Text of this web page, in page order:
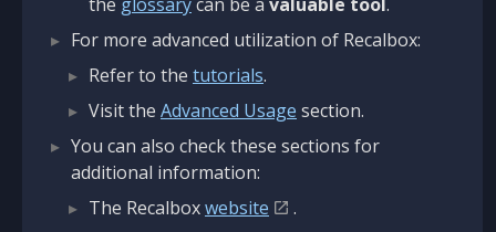
For more advanced utilization of Recalbox:
Refer to the tutorials.
Visit the Advanced Usage section.
You can also check these sections for
additional information:
The Recalboxwebsite
.